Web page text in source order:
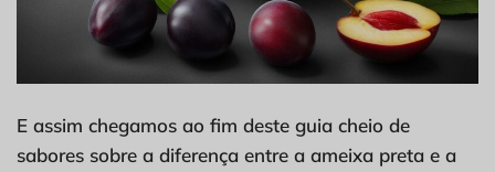
E assim chegamos ao fim deste guia cheio de
sabores sobre a diferença entre a ameixa preta e a